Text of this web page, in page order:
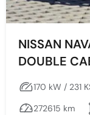
NISSAN
DOUBLE
170 kW / 231
272615 km